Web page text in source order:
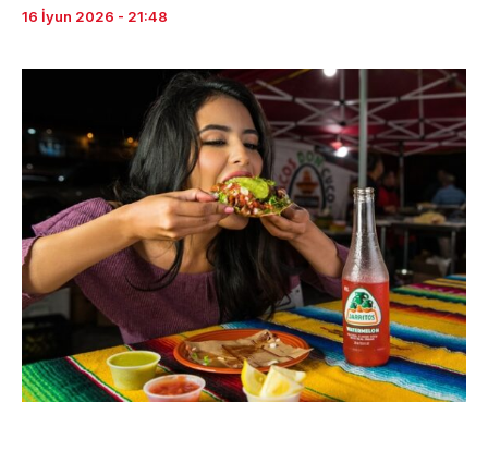
16 İyun 2026 - 21:48